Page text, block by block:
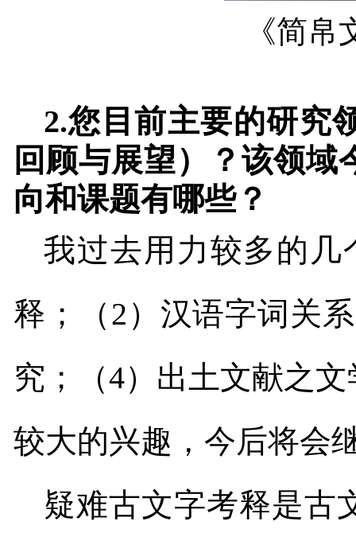
《简
2.您目前主要的研究
回顾与展望）？该领
向和课题有哪些？
我过去用力较多的几
释；（2 ）汉语字词关
究；（4）出土文献之
较大的兴趣，今后将会
疑难古文字考释是古